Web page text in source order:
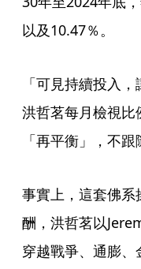
以及10.47％。
「可見持續投入
洪哲茗每月檢視
「再平衡」，不跟
事實上，這套佛
酬，洪哲茗以
穿越戰爭、通膨